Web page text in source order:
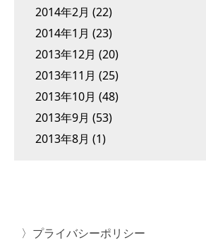
2014年2月 (22)
2014年1月 (23)
2013年12月 (20)
2013年11月 (25)
2013年10月 (48)
2013年9月 (53)
2013年8月 (1)
プライバシーポリシー